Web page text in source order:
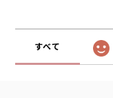
[2026AW]
すべて